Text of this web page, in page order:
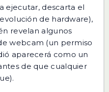
ejecutar, descarta el
de hardware),
revelan algunos
webcam (un permiso
aparecerá como un
de que cualquier